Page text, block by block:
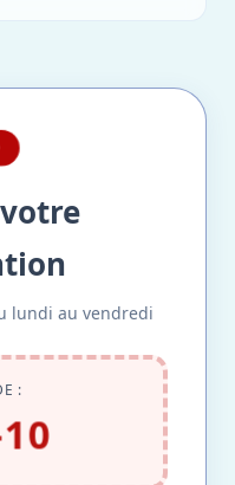
lundi au vendredi
: